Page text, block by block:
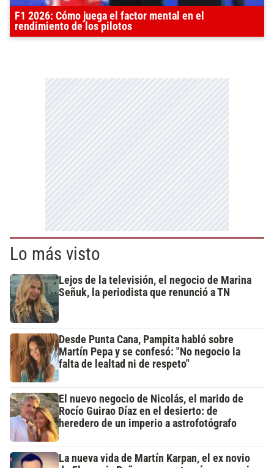
F1 2026: Cómo juega el factor mental en el
rendimiento de los pilotos
Lo más visto
Lejos de la televisión, el negocio de Marina
Señuk, la periodista que renunció a TN
Desde Punta Cana, Pampita habló sobre
Martín Pepa y se confesó: "No negocio la
falta de lealtad ni de respeto"
El nuevo negocio de Nicolás, el marido de
Rocío Guirao Díaz en el desierto: de
heredero de un imperio a astrofotógrafo
La nueva vida de Martín Karpan, el ex novio